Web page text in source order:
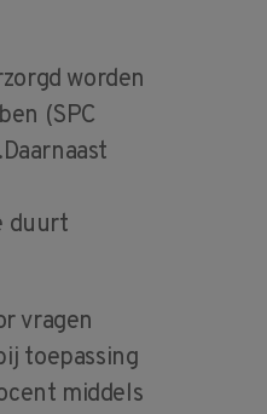
worden
(SPC
duurt
vragen
toepassing
middels